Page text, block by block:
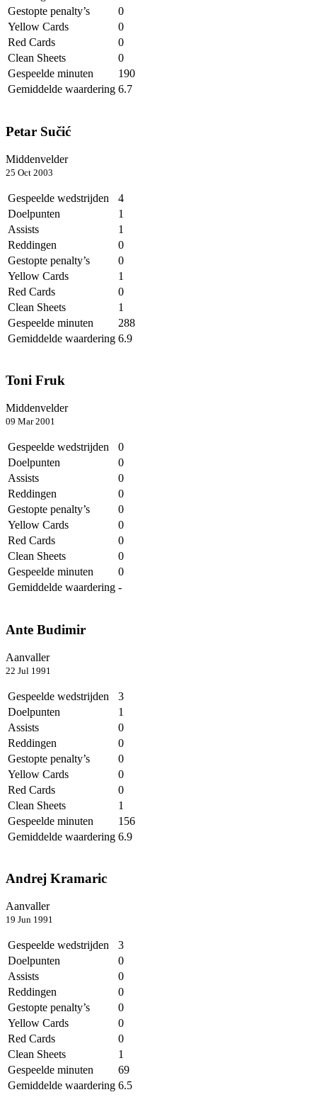
Gestopte penalty’s
0
Yellow Cards
0
Red Cards
0
Clean Sheets
0
Gespeelde minuten
190
Gemiddelde waardering 6.7
Petar Sučić
Middenvelder
25 Oct 2003
Gespeelde wedstrijden
4
Doelpunten
1
Assists
1
Reddingen
0
Gestopte penalty’s
0
Yellow Cards
1
Red Cards
0
Clean Sheets
1
Gespeelde minuten
288
Gemiddelde waardering 6.9
Toni Fruk
Middenvelder
09 Mar 2001
Gespeelde wedstrijden
0
Doelpunten
0
Assists
0
Reddingen
0
Gestopte penalty’s
0
Yellow Cards
0
Red Cards
0
Clean Sheets
0
Gespeelde minuten
0
Gemiddelde waardering -
Ante Budimir
Aanvaller
22 Jul 1991
Gespeelde wedstrijden
3
Doelpunten
1
Assists
0
Reddingen
0
Gestopte penalty’s
0
Yellow Cards
0
Red Cards
0
Clean Sheets
1
Gespeelde minuten
156
Gemiddelde waardering 6.9
Andrej Kramaric
Aanvaller
19 Jun 1991
Gespeelde wedstrijden
3
Doelpunten
0
Assists
0
Reddingen
0
Gestopte penalty’s
0
Yellow Cards
0
Red Cards
0
Clean Sheets
1
Gespeelde minuten
69
Gemiddelde waardering 6.5